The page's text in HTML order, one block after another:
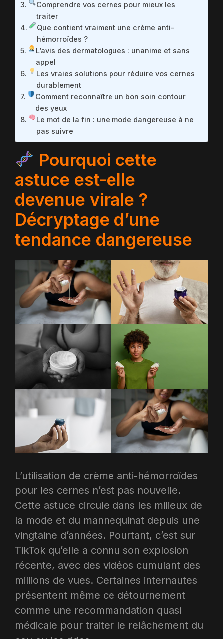
Comprendre vos cernes pour mieux les
traiter
Que contient vraiment une crème anti-
hémorroïdes ?
L’avis des dermatologues : unanime et sans
appel
Les vraies solutions pour réduire vos cernes
durablement
Comment reconnaître un bon soin contour
des yeux
Le mot de la fin : une mode dangereuse à ne
pas suivre
Pourquoi cette
astuce est-elle
devenue virale ?
Décryptage d’une
tendance dangereuse
L’utilisation de crème anti-hémorroïdes
pour les cernes n’est pas nouvelle.
Cette astuce circule dans les milieux de
la mode et du mannequinat depuis une
vingtaine d’années. Pourtant, c’est sur
TikTok qu’elle a connu son explosion
récente, avec des vidéos cumulant des
millions de vues. Certaines internautes
présentent même ce détournement
comme une recommandation quasi
médicale pour traiter le relâchement du